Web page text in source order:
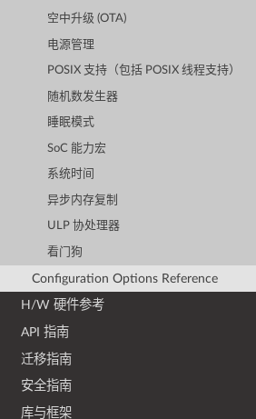
空中升级 (OTA)
电源管理
POSIX 支持（包括 POSIX 线程支持）
随机数发生器
睡眠模式
SoC 能力宏
系统时间
异步内存复制
ULP 协处理器
看门狗
Configuration Options Reference
H/W 硬件参考
API 指南
迁移指南
安全指南
库与框架